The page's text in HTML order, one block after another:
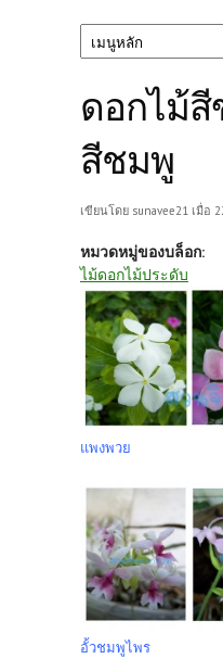
ดอกไม้สี
สีชมพู
เขียนโดย sunavee21 เมื่อ
หมวดหมู่ของบล็อก:
ไม้ดอกไม้ประดับ
แพงพวย
อั้วชมพูไพร